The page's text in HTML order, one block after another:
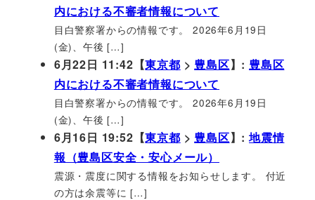
内における不審者情報について
目白警察署からの情報です。 2026年6月19日
(金)、午後 […]
6月22日 11:42【東京都 >豊島区】:豊島区
内における不審者情報について
目白警察署からの情報です。 2026年6月19日
(金)、午後 […]
6月16日 19:52【東京都 >豊島区】:地震情
報（豊島区安全・安心メール）
震源・震度に関する情報をお知らせします。 付近
の方は余震等に […]